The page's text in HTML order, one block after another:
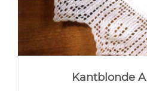
Kantblonde A